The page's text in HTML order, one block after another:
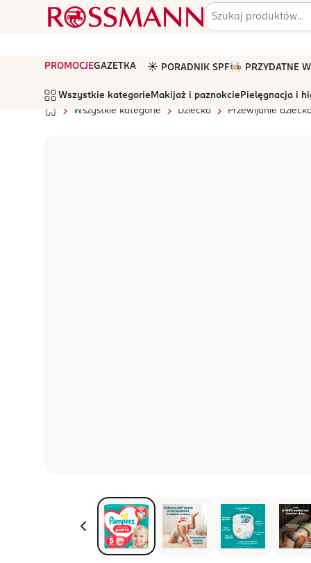
PROMOCJEGAZETKA ☀️ PORADNIK SPF🧑🏻‍🍳 PRZYDATNE
Wszystkie kategorie Makijaż i paznokcie Pielęgnacja i
Wszystkie kategorie
Dziecko Przewijanie dziecka